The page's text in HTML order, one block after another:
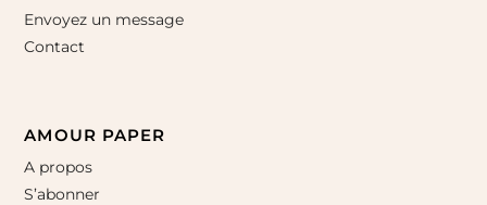
Envoyez un message
Contact
AMOUR PAPER
A propos
S’abonner